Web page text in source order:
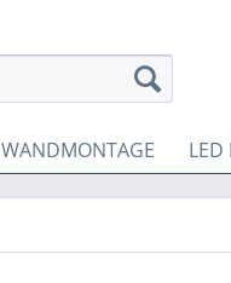
WANDMONTAGE LED